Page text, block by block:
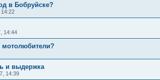
в Бобруйске?
14:22
14:44
и выдержка
14:39